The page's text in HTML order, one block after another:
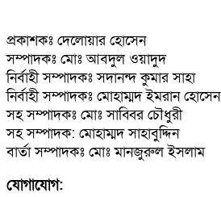
প্রকাশকঃ দেলোয়ার হোসেন
সম্পাদকঃ মোঃ আবদুল ওয়াদুদ
নির্বাহী সম্পাদকঃ সদানন্দ কুমার সাহা
নির্বাহী সম্পাদকঃ মোহাম্মদ ইমরান হোসেন
সহ সম্পাদকঃ মোঃ সাব্বির চৌধুরী
সহ সম্পাদক: মোহাম্মদ সাহাবুদ্দিন
বার্তা সম্পাদকঃ মোঃ মানজুরুল ইসলাম
যোগাযোগ: